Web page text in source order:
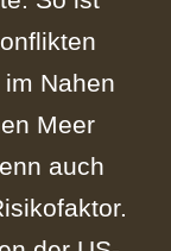
Nahen
Meer
auch